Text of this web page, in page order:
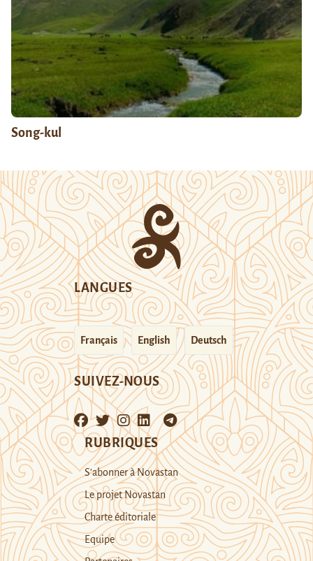
Song-kul
LANGUES
Français English Deutsch
SUIVEZ-NOUS
RUBRIQUES
S’abonner à Novastan
Le projet Novastan
Charte éditoriale
Equipe